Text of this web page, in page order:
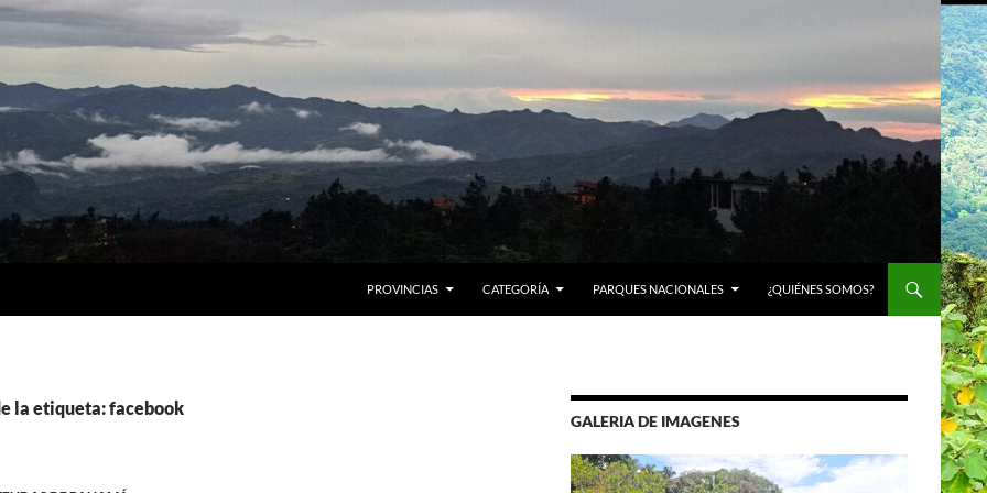
PROVINCIAS CATEGORÍA PARQUES NACIONALES ¿QUIÉNES SOMOS?
la etiqueta: facebook
GALERIA DE IMAGENES